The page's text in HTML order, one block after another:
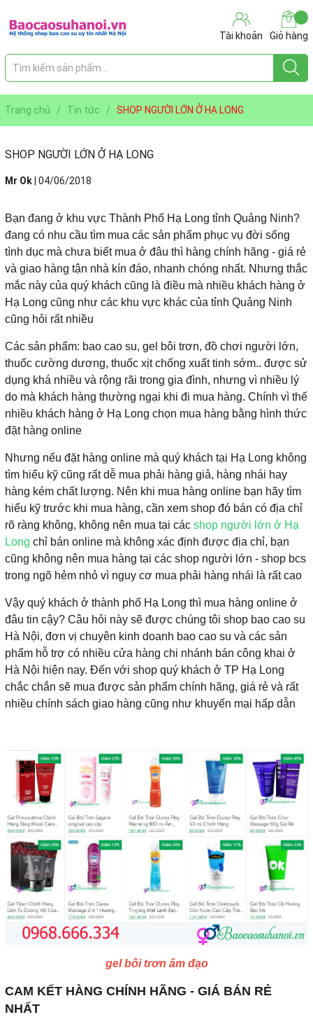
Tài khoản Giỏ hàng
Trang chủ / Tin tức / SHOP NGƯỜI LỚN Ở HẠ LONG
SHOP NGƯỜI LỚN Ở HẠ LONG
Mr Ok 04/06/2018
Bạn đang ở khu vực Thành Phố Hạ Long tỉnh Quảng Ninh?
đang có nhu cầu tìm mua các sản phẩm phục vụ đời sống
tình dục mà chưa biết mua ở đâu thì hàng chính hãng - giá rẻ
và giao hàng tận nhà kín đáo, nhanh chóng nhất. Nhưng thắc
mắc này của quý khách cũng là điều mà nhiều khách hàng ở
Hạ Long cũng như các khu vực khác của tỉnh Quảng Ninh
cũng hỏi rất nhiều
Các sản phẩm: bao cao su, gel bôi trơn, đồ chơi người lớn,
thuốc cường dương, thuốc xịt chống xuất tinh sớm.. được sử
dụng khá nhiều và rộng rãi trong gia đình, nhưng vì nhiều lý
do mà khách hàng thường ngại khi đi mua hàng. Chính vì thế
nhiều khách hàng ở Hạ Long chọn mua hàng bằng hình thức
đặt hàng online
Nhưng nếu đặt hàng online mà quý khách tại Hạ Long không
tìm hiểu kỹ cũng rất dễ mua phải hàng giả, hàng nhái hay
hàng kém chất lượng. Nên khi mua hàng online bạn hãy tìm
hiểu kỹ trước khi mua hàng, cần xem shop đó bán có địa chỉ
rõ ràng không, không nên mua tại các shop người lớn ở Hạ
Long chỉ bán online mà không xác định được địa chỉ, bạn
cũng không nên mua hàng tại các shop người lớn - shop bcs
trong ngõ hẻm nhỏ vì nguy cơ mua phải hàng nhái là rất cao
Vậy quý khách ở thành phố Hạ Long thì mua hàng online ở
đâu tin cậy? Câu hỏi này sẽ được chúng tôi shop bao cao su
Hà Nội, đơn vị chuyên kinh doanh bao cao su và các sản
phẩm hỗ trợ có nhiều cửa hàng chi nhánh bán công khai ở
Hà Nội hiện nay. Đến với shop quý khách ở TP Hạ Long
chắc chắn sẽ mua được sản phẩm chính hãng, giá rẻ và rất
nhiều chính sách giao hàng cũng như khuyến mại hấp dẫn
gel bôi trơn âm đạo
CAM KẾT HÀNG CHÍNH HÃNG - GIÁ BÁN RẺ
NHẤT